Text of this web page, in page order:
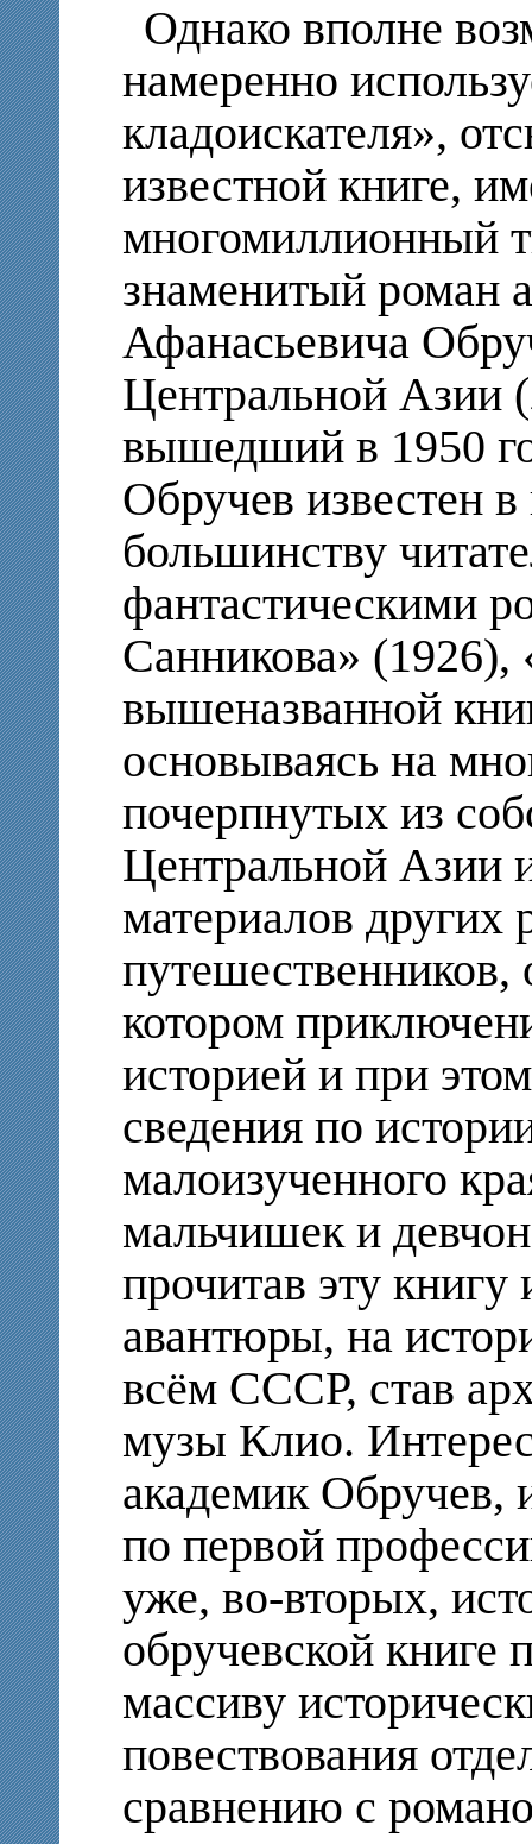
Однако вполне
намеренно
кладоискателя»,
известной книге,
многомиллионный
знаменитый роман
Афанасьевича
Центральной Азии
вышедший в 1950
Обручев известен
большинству
фантастическими
Санникова»
вышеназванной
основываясь на
почерпнутых из
Центральной Азии
материалов других
путешественников,
котором
историей и при
сведения по
малоизученного
мальчишек и
прочитав эту книгу
авантюры, на
всём СССР, став
музы Клио.
академик
по первой
уже, во-вторых,
обручевской книге
массиву
повествования
сравнению с